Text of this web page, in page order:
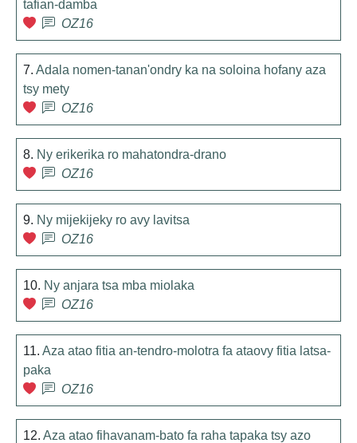
tafian-damba
OZ16
7. Adala nomen-tanan'ondry ka na soloina hofany aza
tsy mety
OZ16
8. Ny erikerika ro mahatondra-drano
OZ16
9. Ny mijekijeky ro avy lavitsa
OZ16
10. Ny anjara tsa mba miolaka
OZ16
11. Aza atao fitia an-tendro-molotra fa ataovy fitia latsa-
paka
OZ16
12. Aza atao fihavanam-bato fa raha tapaka tsy azo